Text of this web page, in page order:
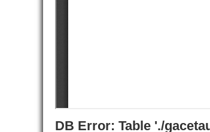
DB Error: Table './